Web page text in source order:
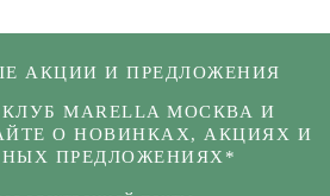
АКЦИИ И ПРЕДЛОЖЕНИЯ
MARELLA МОСКВА И
О НОВИНКАХ, АКЦИЯХ И
ПРЕДЛОЖЕНИЯХ*